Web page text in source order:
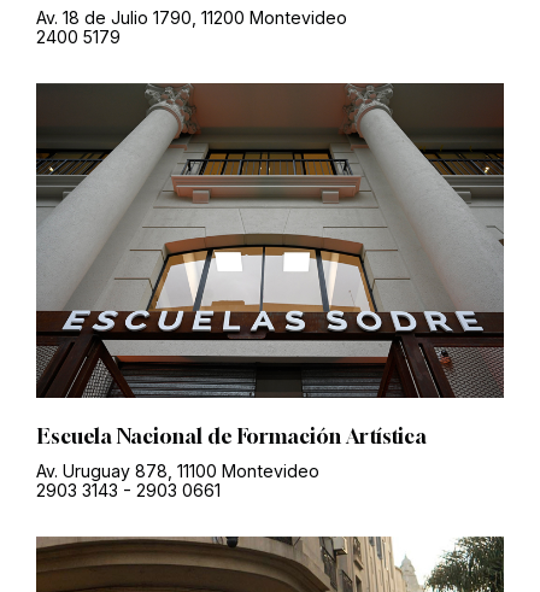
Av. 18 de Julio 1790, 11200 Montevideo
2400 5179
Escuela Nacional de Formación Artística
Av. Uruguay 878, 11100 Montevideo
2903 3143 - 2903 0661